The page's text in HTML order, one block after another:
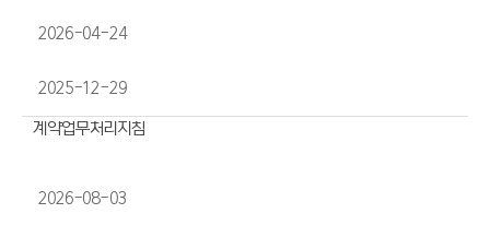
2026-04-24
2025-12-29
계약업무처리지침
2026-08-03